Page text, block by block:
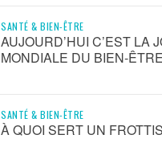
SANTÉ & BIEN-ÊTRE
AUJOURD’HUI C’EST LA
MONDIALE DU BIEN-
SANTÉ & BIEN-ÊTRE
À QUOI SERT UN